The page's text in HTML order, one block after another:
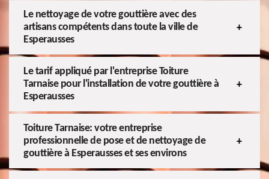
Le nettoyage de votre gouttière avec des
artisans compétents dans toute la ville de
Esperausses
Le tarif appliqué par l'entreprise Toiture
Tarnaise pour l'installation de votre gouttière à
Esperausses
Toiture Tarnaise: votre entreprise
professionnelle de pose et de nettoyage de
gouttière à Esperausses et ses environs